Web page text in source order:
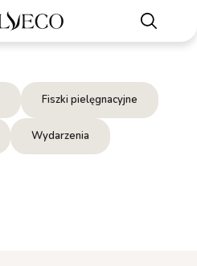
Fiszki pielęgnacyjne
Wydarzenia